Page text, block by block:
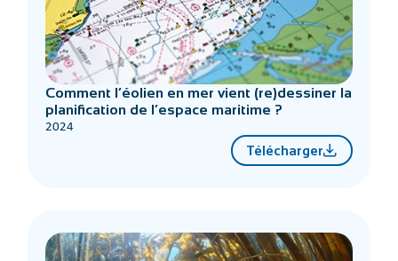
Comment l’éolien en mer vient (re)dessiner la
planification de l’espace maritime ?
2024
Télécharger